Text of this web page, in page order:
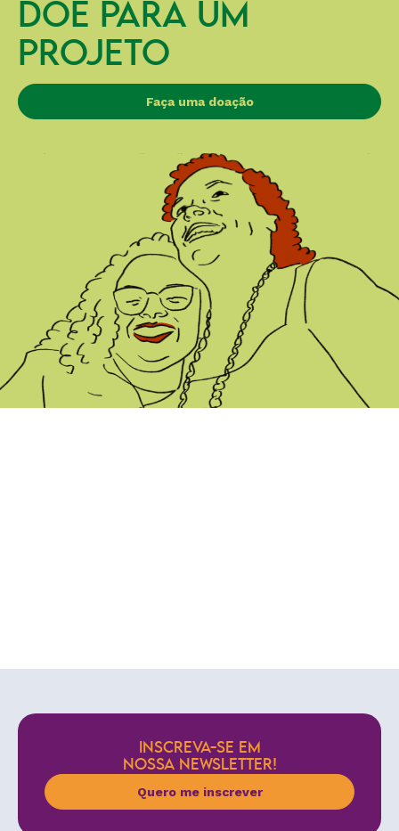
DOE PARA UM
PROJETO
Faça uma doação
INSCREVA-SE EM
NOSSA NEWSLETTER!
Quero me inscrever